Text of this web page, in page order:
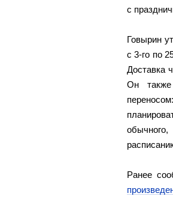
с
Говырин
с 3-го по
Доставка
Он также
Ранее